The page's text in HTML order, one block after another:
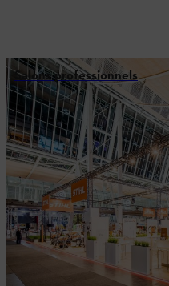
Salons professionnels